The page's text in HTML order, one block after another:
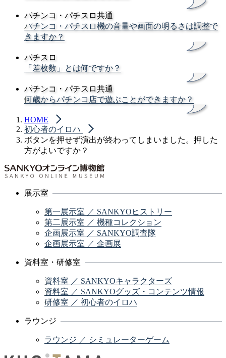
パチンコ・パチスロ共通
パチンコ・パチスロ機の音量や画面の明るさは調整で
きますか？
パチスロ
「差枚数」とは何ですか？
パチンコ・パチスロ共通
何歳からパチンコ店で遊ぶことができますか？
HOME
初心者のイロハ
ボタンを押せず演出が終わってしまいました。押した
方がよいですか？
展示室
第一展示室 ／ SANKYOヒストリー
第二展示室 ／ 機種コレクション
企画展示室 ／ SANKYO調査隊
企画展示室 ／ 企画展
資料室・研修室
資料室 ／ SANKYOキャラクターズ
資料室 ／ SANKYOグッズ・コンテンツ情報
研修室 ／ 初心者のイロハ
ラウンジ
ラウンジ ／ シミュレーターゲーム